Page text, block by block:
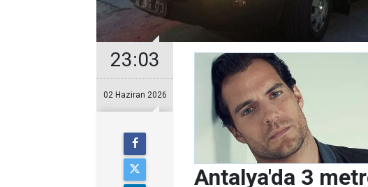
23:03
02 Haziran 2026
Antalya'da 3